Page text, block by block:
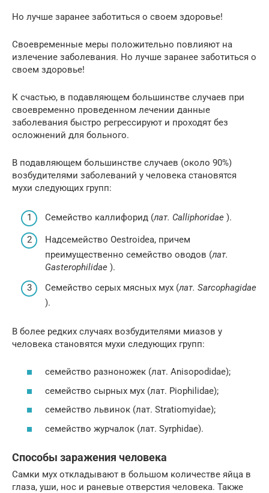
Но лучше заранее заботиться о своем здоровье!
Своевременные меры положительно повлияют на
излечение заболевания. Но лучше заранее заботиться о
своем здоровье!
К счастью, в подавляющем большинстве случаев при
своевременно проведенном лечении данные
заболевания быстро регрессируют и проходят без
осложнений для больного.
В подавляющем большинстве случаев (около 90%)
возбудителями заболеваний у человека становятся
мухи следующих групп:
Семейство каллифорид (лат. Calliphoridae ).
Надсемейство Oestroidea, причем
преимущественно семейство оводов (лат.
Gasterophilidae ).
Семейство серых мясных мух (лат. Sarcophagidae
).
В более редких случаях возбудителями миазов у
человека становятся мухи следующих групп:
семейство разноножек (лат. Anisopodidae);
семейство сырных мух (лат. Piophilidae);
семейство львинок (лат. Stratiomyidae);
семейство журчалок (лат. Syrphidae).
Способы заражения человека
Самки мух откладывают в большом количестве яйца в
глаза, уши, нос и раневые отверстия человека. Также